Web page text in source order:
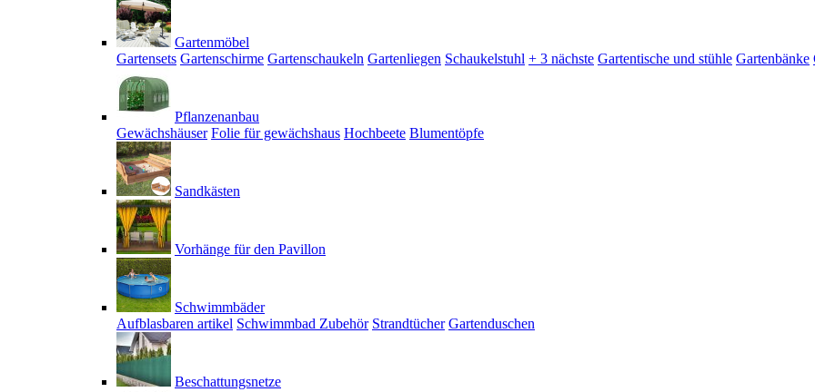
Gartenmöbel
Gartensets Gartenschirme Gartenschaukeln Gartenliegen Schaukelstuhl + 3 nächste Gartentische und stühle Gartenbänke
Pflanzenanbau
Gewächshäuser Folie für gewächshaus Hochbeete Blumentöpfe
Sandkästen
Vorhänge für den Pavillon
Schwimmbäder
Aufblasbaren artikel Schwimmbad Zubehör Strandtücher Gartenduschen
Beschattungsnetze